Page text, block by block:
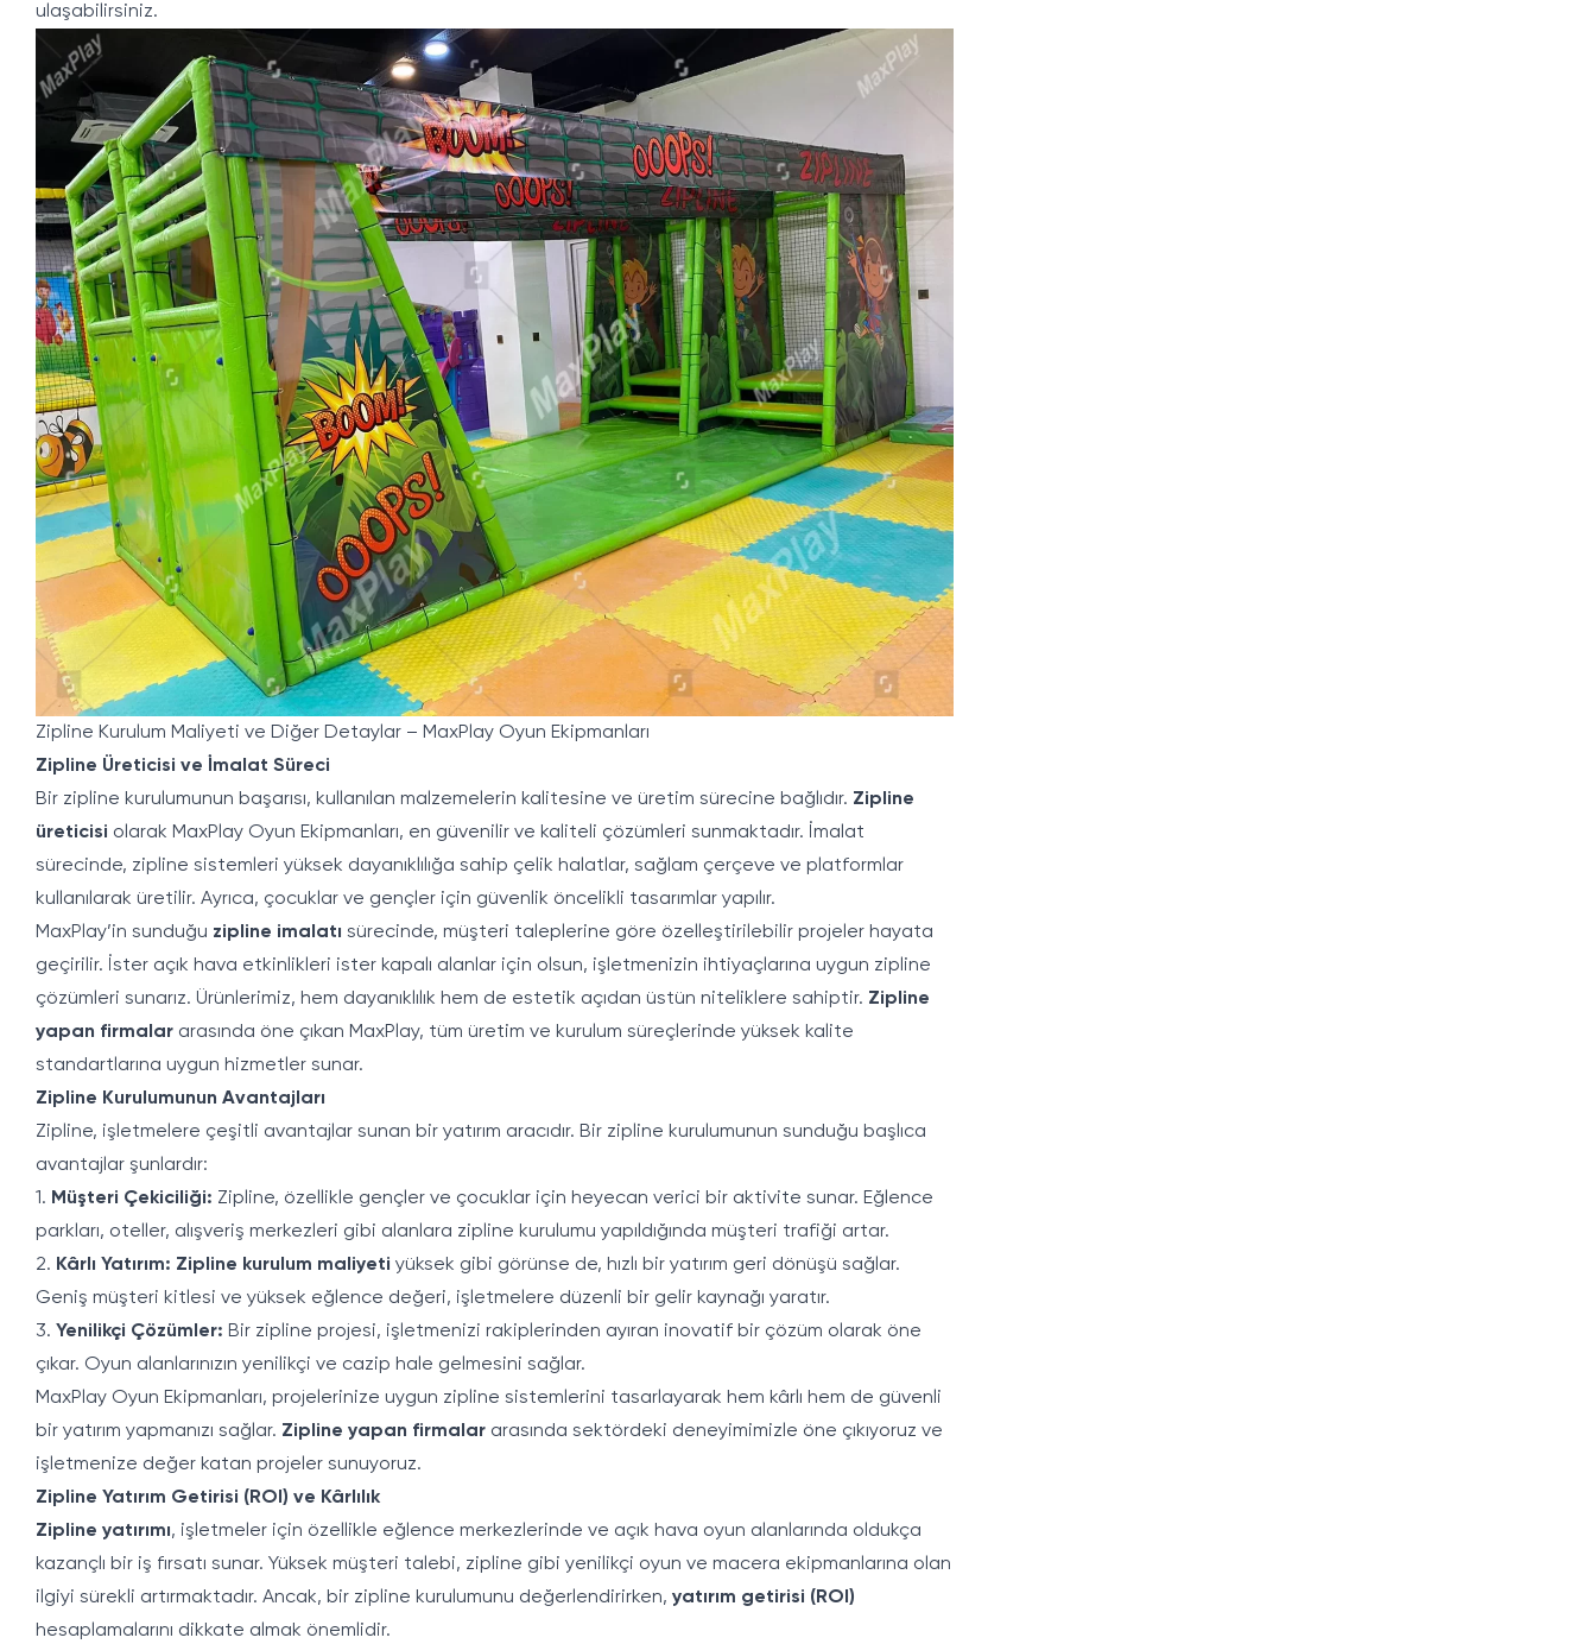
ulaşabilirsiniz.
Zipline Kurulum Maliyeti ve Diğer Detaylar – MaxPlay Oyun Ekipmanları
Zipline Üreticisi ve İmalat Süreci
Bir zipline kurulumunun başarısı, kullanılan malzemelerin kalitesine ve üretim sürecine bağlıdır. Zipline
üreticisi olarak MaxPlay Oyun Ekipmanları, en güvenilir ve kaliteli çözümleri sunmaktadır. İmalat
sürecinde, zipline sistemleri yüksek dayanıklılığa sahip çelik halatlar, sağlam çerçeve ve platformlar
kullanılarak üretilir. Ayrıca, çocuklar ve gençler için güvenlik öncelikli tasarımlar yapılır.
MaxPlay’in sunduğu zipline imalatı sürecinde, müşteri taleplerine göre özelleştirilebilir projeler hayata
geçirilir. İster açık hava etkinlikleri ister kapalı alanlar için olsun, işletmenizin ihtiyaçlarına uygun zipline
çözümleri sunarız. Ürünlerimiz, hem dayanıklılık hem de estetik açıdan üstün niteliklere sahiptir. Zipline
yapan firmalar arasında öne çıkan MaxPlay, tüm üretim ve kurulum süreçlerinde yüksek kalite
standartlarına uygun hizmetler sunar.
Zipline Kurulumunun Avantajları
Zipline, işletmelere çeşitli avantajlar sunan bir yatırım aracıdır. Bir zipline kurulumunun sunduğu başlıca
avantajlar şunlardır:
1. Müşteri Çekiciliği: Zipline, özellikle gençler ve çocuklar için heyecan verici bir aktivite sunar. Eğlence
parkları, oteller, alışveriş merkezleri gibi alanlara zipline kurulumu yapıldığında müşteri trafiği artar.
2. Kârlı Yatırım: Zipline kurulum maliyeti yüksek gibi görünse de, hızlı bir yatırım geri dönüşü sağlar.
Geniş müşteri kitlesi ve yüksek eğlence değeri, işletmelere düzenli bir gelir kaynağı yaratır.
3. Yenilikçi Çözümler: Bir zipline projesi, işletmenizi rakiplerinden ayıran inovatif bir çözüm olarak öne
çıkar. Oyun alanlarınızın yenilikçi ve cazip hale gelmesini sağlar.
MaxPlay Oyun Ekipmanları, projelerinize uygun zipline sistemlerini tasarlayarak hem kârlı hem de güvenli
bir yatırım yapmanızı sağlar. Zipline yapan firmalar arasında sektördeki deneyimimizle öne çıkıyoruz ve
işletmenize değer katan projeler sunuyoruz.
Zipline Yatırım Getirisi (ROI) ve Kârlılık
Zipline yatırımı, işletmeler için özellikle eğlence merkezlerinde ve açık hava oyun alanlarında oldukça
kazançlı bir iş fırsatı sunar. Yüksek müşteri talebi, zipline gibi yenilikçi oyun ve macera ekipmanlarına olan
ilgiyi sürekli artırmaktadır. Ancak, bir zipline kurulumunu değerlendirirken, yatırım getirisi (ROI)
hesaplamalarını dikkate almak önemlidir.